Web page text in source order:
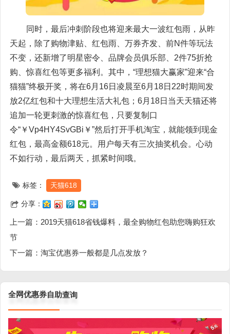
同时，最后冲刺阶段也将迎来最大一波红包雨，从昨
天起，除了购物津贴、红包雨、万券齐发、前N件等玩法
不变，还新增了明星密令、品牌会员俱乐部、2件75折抢
购、惊喜红包等更多福利。其中，“理想猫大赢家”迎来“合
猫猫”终极开奖，将在6月16日凌晨至6月18日22时期间发
放2亿红包和十大理想生活大礼包；6月18日当天天猫还将
追加一轮更刺激的惊喜红包，只要复制口
令“￥Vp4HY4SvGBi￥”然后打开手机淘宝，就能领到现金
红包，最高金额618元。用户每天有三次抽奖机会。心动
不如行动，最后两天，抓紧时间哦。
标签： 天猫618
分享：
上一篇： 2019天猫618省钱爆料，最全购物红包助您嗨购狂欢
节
下一篇： 淘宝优惠券一般都是几点发放？
全网优惠券自助查询